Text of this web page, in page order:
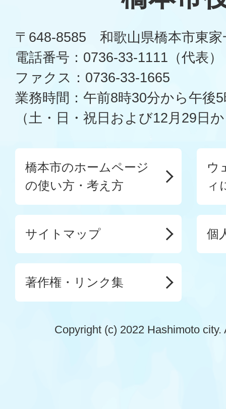
〒648-8585 和歌山県橋本市東家
電話番号：0736-33-1111（代表）
ファクス：0736-33-1665
業務時間：午前8時30分から午後
（土・日・祝日および12月29日
橋本市のホームページ
の使い方・考え方
ウ
ィ
サイトマップ 個
著作権・リンク集
Copyright (c) 2022 Hashimoto